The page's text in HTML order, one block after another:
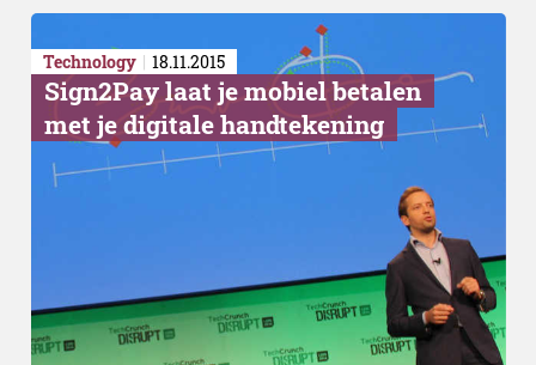
Lokale versus globale
Technology 18.11.2015
Sign2Pay laat je mobiel betalen
met je digitale handtekening